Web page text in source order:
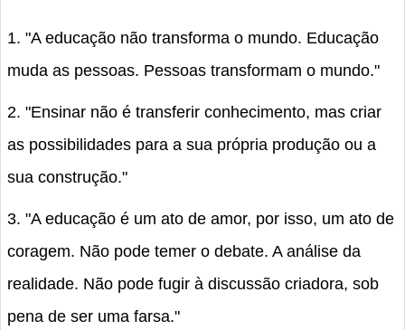
1. "A educação não transforma o mundo. Educação
muda as pessoas. Pessoas transformam o mundo."
2. "Ensinar não é transferir conhecimento, mas criar
as possibilidades para a sua própria produção ou a
sua construção."
3. "A educação é um ato de amor, por isso, um ato de
coragem. Não pode temer o debate. A análise da
realidade. Não pode fugir à discussão criadora, sob
pena de ser uma farsa."